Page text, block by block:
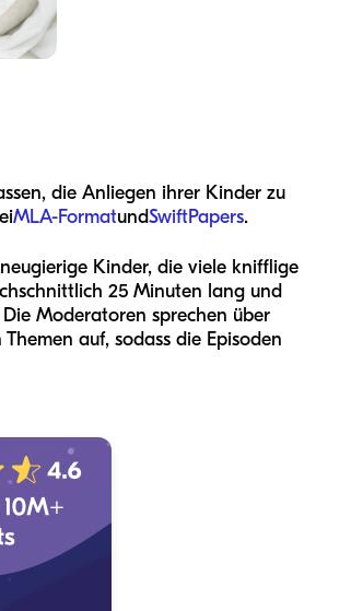
die Anliegen ihrer Kinder zu
MLA-FormatundSwiftPapers.
Kinder, die viele knifflige
25 Minuten lang und
Moderatoren sprechen über
auf, sodass die Episoden